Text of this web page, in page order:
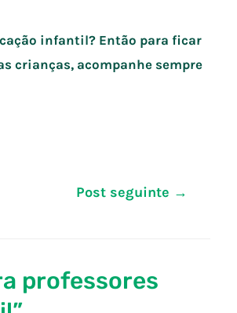
infantil? Então para ficar
crianças, acompanhe sempre
Post seguinte →
professores